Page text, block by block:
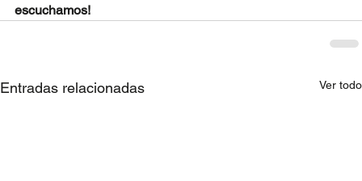
escuchamos!
Entradas relacionadas Ver todo